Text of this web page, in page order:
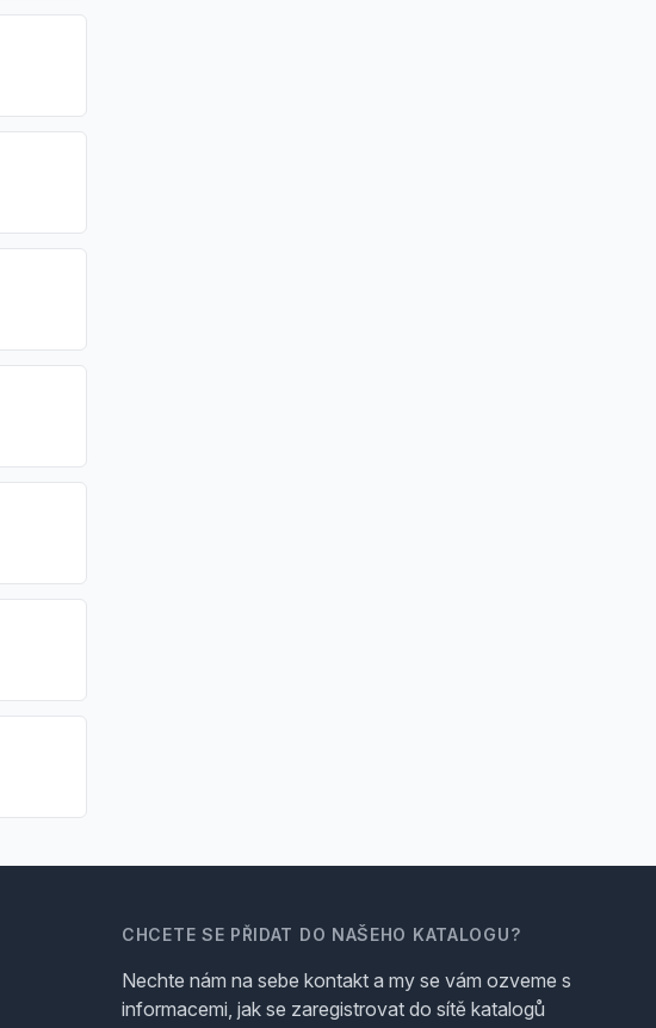
CHCETE SE PŘIDAT DO NAŠEHO KATALOGU?
Nechte nám na sebe kontakt a my se vám ozveme s
informacemi, jak se zaregistrovat do sítě katalogů